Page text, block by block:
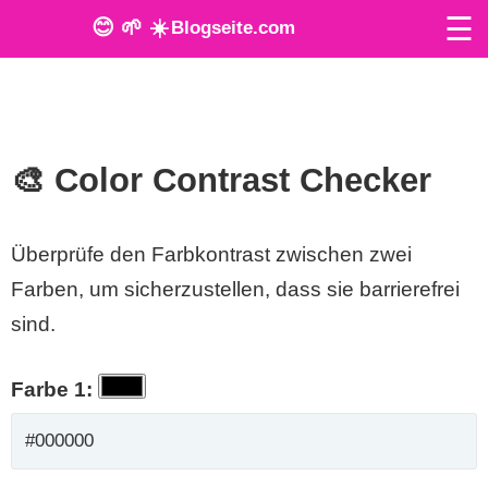
😊 🌱 ☀️Blogseite.com ☰
l
n
e
o
l
🎨 Color Contrast Checker
Überprüfe den Farbkontrast zwischen zwei
Farben, um sicherzustellen, dass sie barrierefrei
sind.
Farbe 1: